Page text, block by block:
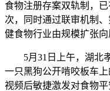
食物注册存案双轨制，
次，同时通过联审机制
健食物行业由规模扩张向
5月31日上午，湖北孝
一只黑狗公开啃咬板车
视频后敏捷激发对食物